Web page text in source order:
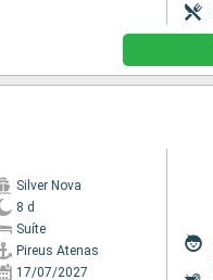
Silver Nova
8 d
Suíte
Pireus Atenas
17/07/2027